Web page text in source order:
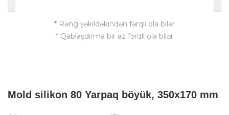
* Rəng şəkildəkindən fərqli ola bilər
* Qablaşdırma bir az fərqli ola bilər
Mold silikon 80 Yarpaq böyük, 350х170 mm